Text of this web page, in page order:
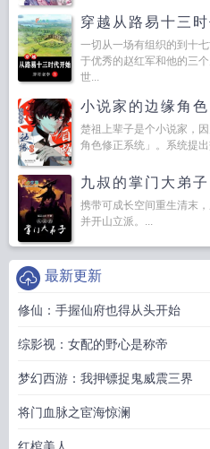
穿越从路易十三
一切从一场有组织的到
于优秀的赵红军和他的三
世...
小说家的边缘角
楚祖上辈子是个小说家，
角色修正系统」。系统提
九叔的掌门大弟子
携带可成长空间重生清末
并开山立派。...
最新更新
修仙：手握仙府也得从头开始
综影视：女配的野心是称帝
梦幻西游：我押镖捉鬼威震三界
将门血脉之宦海惊澜